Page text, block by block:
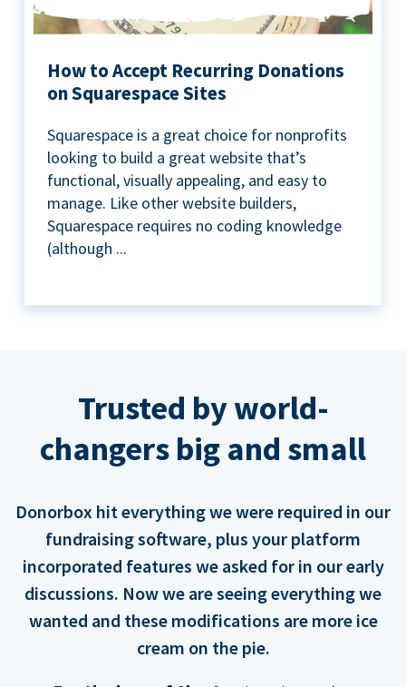
How to Accept Recurring Donations
on Squarespace Sites
Squarespace is a great choice for nonprofits
looking to build a great website that’s
functional, visually appealing, and easy to
manage. Like other website builders,
Squarespace requires no coding knowledge
(although ...
Trusted by world-
changers big and small
Donorbox hit everything we were required in our
fundraising software, plus your platform
incorporated features we asked for in our early
discussions. Now we are seeing everything we
wanted and these modifications are more ice
cream on the pie.